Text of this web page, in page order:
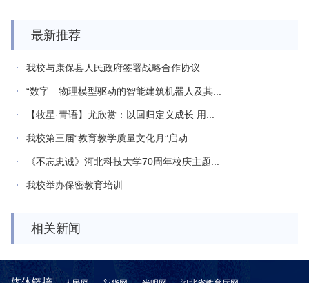
最新推荐
我校与康保县人民政府签署战略合作协议
“数字—物理模型驱动的智能建筑机器人及其...
【牧星·青语】尤欣赏：以回归定义成长 用...
我校第三届“教育教学质量文化月”启动
《不忘忠诚》河北科技大学70周年校庆主题...
我校举办保密教育培训
相关新闻